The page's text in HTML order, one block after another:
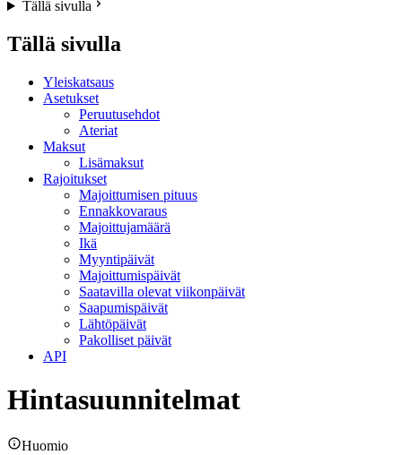
Tällä sivulla
Tällä sivulla
Yleiskatsaus
Asetukset
Peruutusehdot
Ateriat
Maksut
Lisämaksut
Rajoitukset
Majoittumisen pituus
Ennakkovaraus
Majoittujamäärä
Ikä
Myyntipäivät
Majoittumispäivät
Saatavilla olevat viikonpäivät
Saapumispäivät
Lähtöpäivät
Pakolliset päivät
API
Hintasuunnitelmat
Huomio